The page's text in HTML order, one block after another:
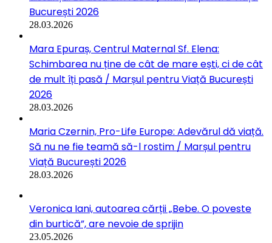
București 2026
28.03.2026
Mara Epuraș, Centrul Maternal Sf. Elena:
Schimbarea nu ține de cât de mare ești, ci de cât
de mult îți pasă / Marșul pentru Viață București
2026
28.03.2026
Maria Czernin, Pro-Life Europe: Adevărul dă viață.
Să nu ne fie teamă să-l rostim / Marșul pentru
Viață București 2026
28.03.2026
Veronica Iani, autoarea cărții „Bebe. O poveste
din burtică”, are nevoie de sprijin
23.05.2026